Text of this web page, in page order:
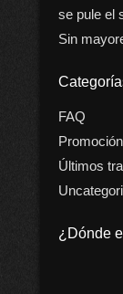
se pule el
Sin
FAQ
Promoción
Últimos
¿Dónde